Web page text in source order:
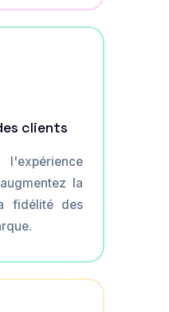
clients
la
fidélité des